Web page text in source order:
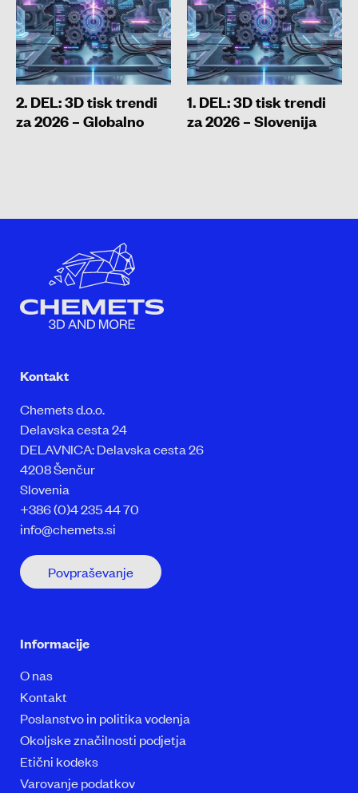
2. DEL: 3D tisk trendi
za 2026 – Globalno
1. DEL: 3D tisk trendi
za 2026 – Slovenija
Kontakt
Chemets d.o.o.
Delavska cesta 24
DELAVNICA: Delavska cesta 26
4208 Šenčur
Slovenia
+386 (0)4 235 44 70
info@chemets.si
Povpraševanje
Informacije
O nas
Kontakt
Poslanstvo in politika vodenja
Okoljske značilnosti podjetja
Etični kodeks
Varovanje podatkov